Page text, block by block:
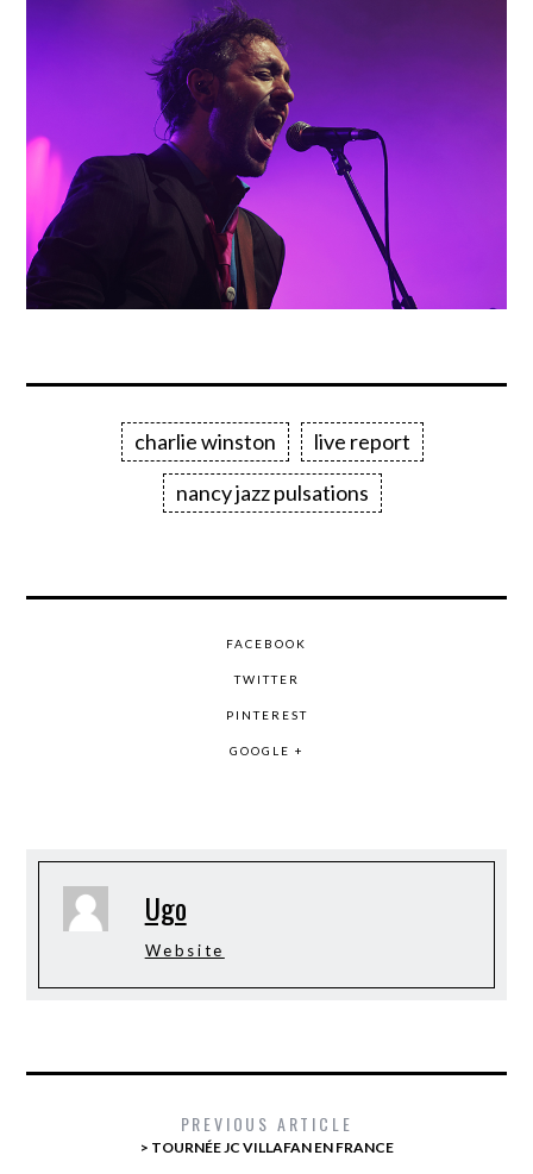
charlie winston
live report
nancy jazz pulsations
FACEBOOK
TWITTER
PINTEREST
GOOGLE +
Ugo
Website
PREVIOUS ARTICLE
> TOURNÉE JC VILLAFAN EN FRANCE